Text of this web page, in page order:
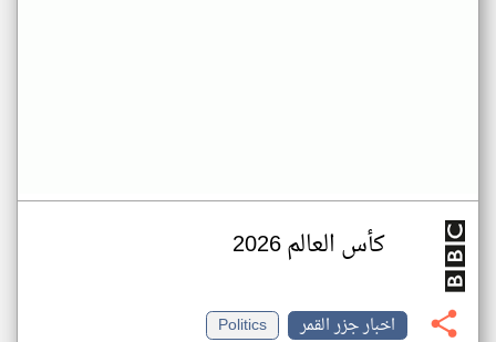
كأس العالم 2026
اخبار جزر القمر
Politics